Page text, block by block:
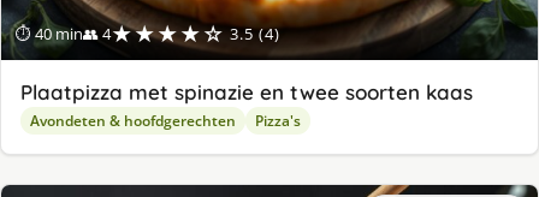
⏱ 40 min👥 4★★★★☆ 3.5 (4)
Plaatpizza met spinazie en twee soorten kaas
Avondeten & hoofdgerechten Pizza's